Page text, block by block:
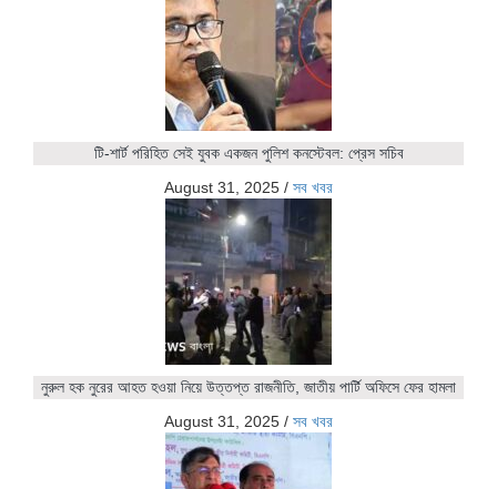
টি-শার্ট পরিহিত সেই যুবক একজন পুলিশ কনস্টেবল: প্রেস সচিব
August 31, 2025 / সব খবর
নুরুল হক নুরের আহত হওয়া নিয়ে উত্তপ্ত রাজনীতি, জাতীয় পার্টি অফিসে ফের হামলা
August 31, 2025 / সব খবর